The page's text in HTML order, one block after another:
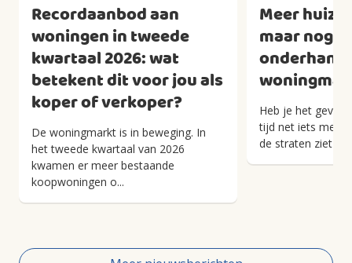
Recordaanbod aan
woningen in tweede
kwartaal 2026: wat
betekent dit voor jou als
koper of verkoper?
De woningmarkt is in beweging. In
het tweede kwartaal van 2026
kwamen er meer bestaande
koopwoningen o...
Meer
maar nog
Heb je het
tijd net iets meer
de straten ziet